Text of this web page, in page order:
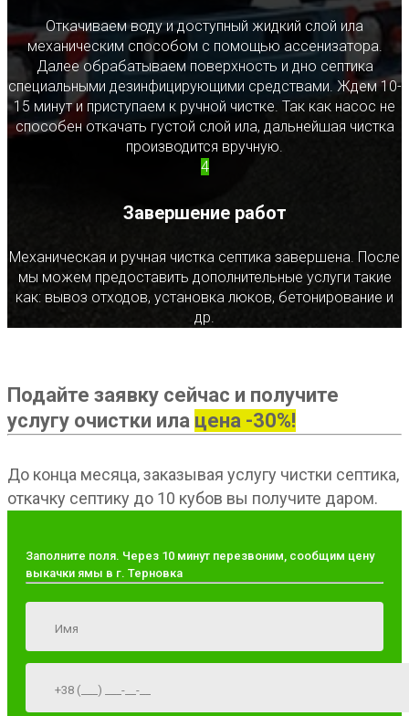
Откачиваем воду и доступный жидкий слой ила
механическим способом с помощью ассенизатора.
Далее обрабатываем поверхность и дно септика
специальными дезинфицирующими средствами. Ждем 10-
15 минут и приступаем к ручной чистке. Так как насос не
способен откачать густой слой ила, дальнейшая чистка
производится вручную.
4
Завершение работ
Механическая и ручная чистка септика завершена. После
мы можем предоставить дополнительные услуги такие
как: вывоз отходов, установка люков, бетонирование и
др.
Подайте заявку сейчас и получите
услугу очистки ила цена -30%!
До конца месяца, заказывая услугу чистки септика,
откачку септику до 10 кубов вы получите даром.
Заполните поля. Через 10 минут перезвоним, сообщим цену
выкачки ямы в г. Терновка